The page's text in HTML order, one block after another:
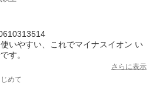
いやすい、これでマイナスイオン い
す。
さらに表示
めて